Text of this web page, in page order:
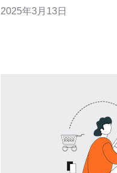
一种理想的选择。本文将
2025年3月13日